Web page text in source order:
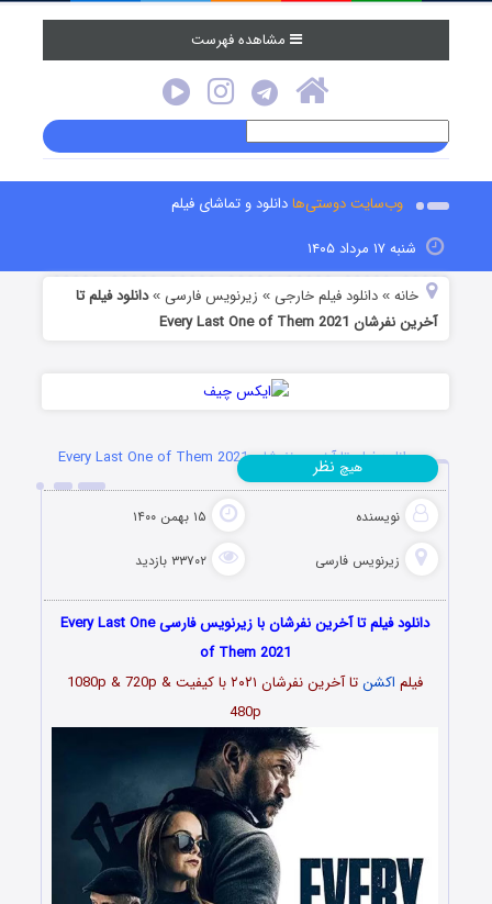
مشاهده فهرست
وب‌سایت دوستی‌هادانلود و تماشای فیلم
شنبه ۱۷ مرداد ۱۴۰۵
خانه »دانلود فیلم خارجی » زیرنویس فارسی »دانلود فیلم تا
آخرین نفرشان Every Last One of Them 2021
دانلود فیلم تا آخرین نفرشان Every Last One of Them 2021
نویسنده ۱۵ بهمن ۱۴۰۰
زیرنویس فارسی ۳۳۷۰۲ بازدید
هیچ نظر
دانلود فیلم تا آخرین نفرشان با زیرنویس فارسی Every Last One
of Them 2021
فیلم اکشنتا آخرین نفرشان ۲۰۲۱
با کیفیت 1080p & 720p &
480p